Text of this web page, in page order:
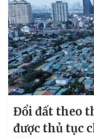
Đổi đất theo
được thủ tục